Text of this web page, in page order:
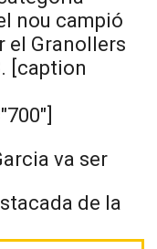
nou campió
el Granollers
[caption
va ser
de la